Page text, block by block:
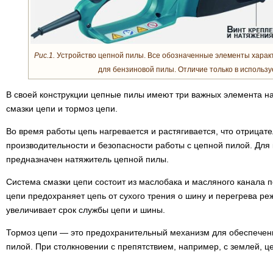
Рис.1. Устройство цепной пилы. Все обозначенные элементы
для бензиновой пилы. Отличие только в
В своей конструкции цепные пилы имеют три важных элемента
смазки цепи и тормоз цепи.
Во время работы цепь нагревается и растягивается, что
производительности и безопасности работы с цепной пилой.
предназначен натяжитель цепной пилы.
Система смазки цепи состоит из маслобака и масляного канала
цепи предохраняет цепь от сухого трения о шину и перегрева
увеличивает срок службы цепи и шины.
Тормоз цепи — это предохранительный механизм для
пилой. При столкновении с препятствием, например, с землей,